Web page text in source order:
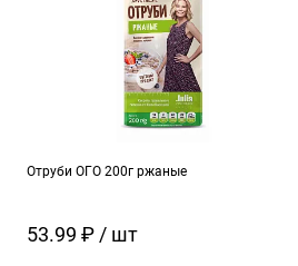
Отруби ОГО 200г ржаные
53.99 ₽ / шт